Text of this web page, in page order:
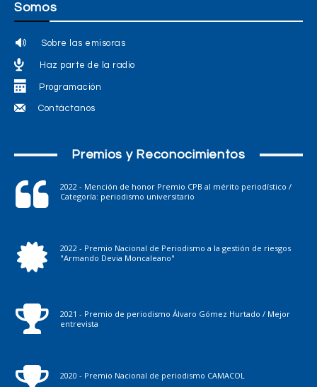
Somos
Sobre las emisoras
Haz parte de la radio
Programación
Contáctanos
Premios y Reconocimientos
2022 - Mención de honor Premio CPB al mérito periodístico /
Categoría: periodismo universitario
2022 - Premio Nacional de Periodismo a la gestión de riesgos
"Armando Devia Moncaleano"
2021 - Premio de periodismo Álvaro Gómez Hurtado / Mejor
entrevista
2020 - Premio Nacional de periodismo CAMACOL